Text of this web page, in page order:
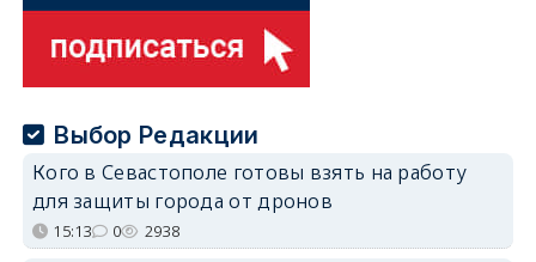
Выбор Редакции
Кого в Севастополе готовы взять на работу
для защиты города от дронов
15:13 0 2938